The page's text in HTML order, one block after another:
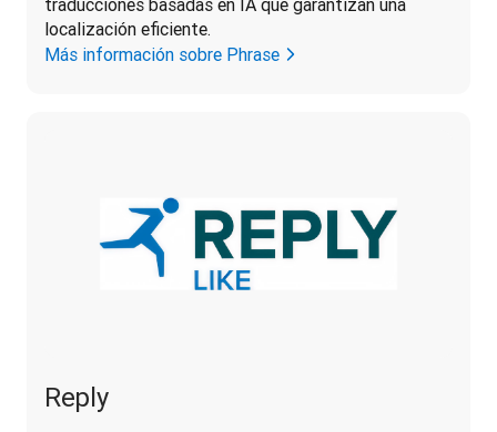
localización eficiente.
Más información sobre Phrase
Reply